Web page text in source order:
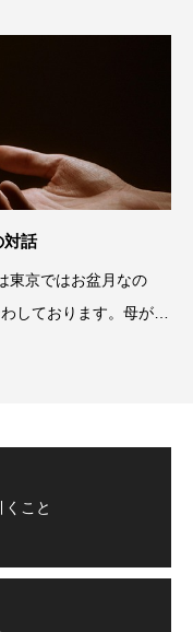
対話
東京ではお盆月なの
しております。母が亡
こと